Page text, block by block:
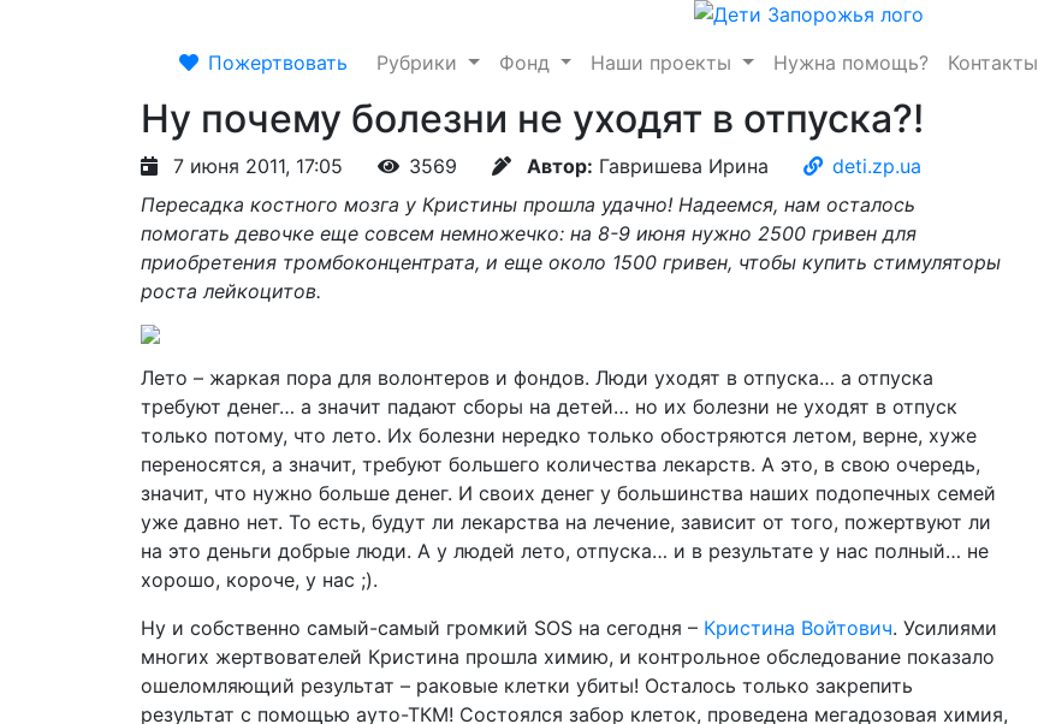
Пожертвовать Рубрики Фонд Наши проекты Нужна помощь? Контакты
Ну почему болезни не уходят в отпуска?!
7 июня 2011, 17:05 3569 Автор: Гавришева Ирина
deti.zp.ua
Пересадка костного мозга у Кристины прошла удачно! Надеемся, нам осталось
помогать девочке еще совсем немножечко: на 8-9 июня нужно 2500 гривен для
приобретения тромбоконцентрата, и еще около 1500 гривен, чтобы купить стимуляторы
роста лейкоцитов.
Лето – жаркая пора для волонтеров и фондов. Люди уходят в отпуска… а отпуска
требуют денег… а значит падают сборы на детей… но их болезни не уходят в отпуск
только потому, что лето. Их болезни нередко только обостряются летом, верне, хуже
переносятся, а значит, требуют большего количества лекарств. А это, в свою очередь,
значит, что нужно больше денег. И своих денег у большинства наших подопечных семей
уже давно нет. То есть, будут ли лекарства на лечение, зависит от того, пожертвуют ли
на это деньги добрые люди. А у людей лето, отпуска… и в результате у нас полный… не
хорошо, короче, у нас ;).
Ну и собственно самый-самый громкий SOS на сегодня – Кристина Войтович. Усилиями
многих жертвователей Кристина прошла химию, и контрольное обследование показало
ошеломляющий результат – раковые клетки убиты! Осталось только закрепить
результат с помощью ауто-ТКМ! Состоялся забор клеток, проведена мегадозовая химия,